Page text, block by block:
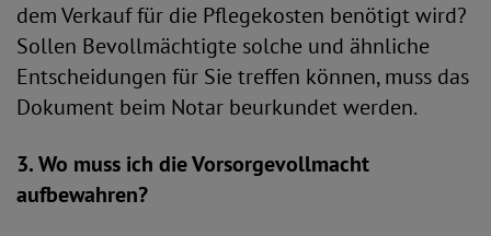
dem Verkauf für die Pflegekosten benötigt wird?
Sollen Bevollmächtigte solche und ähnliche
Entscheidungen für Sie treffen können, muss das
Dokument beim Notar beurkundet werden.
3. Wo muss ich die Vorsorgevollmacht
aufbewahren?